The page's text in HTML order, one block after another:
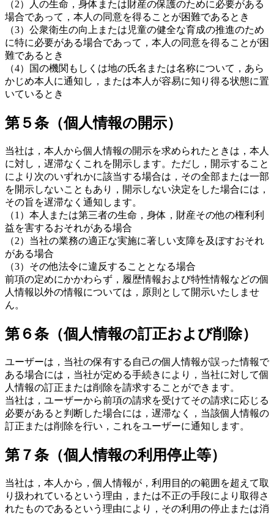
（2）人の生命，身体または財産の保護のために必要がある
場合であって，本人の同意を得ることが困難であるとき
（3）公衆衛生の向上または児童の健全な育成の推進のため
に特に必要がある場合であって，本人の同意を得ることが困
難であるとき
（4）国の機関もしくは地の氏名または名称について，あら
かじめ本人に通知し，または本人が容易に知り得る状態に置
いているとき
第５条（個人情報の開示）
当社は，本人から個人情報の開示を求められたときは，本人
に対し，遅滞なくこれを開示します。ただし，開示すること
により次のいずれかに該当する場合は，その全部または一部
を開示しないこともあり，開示しない決定をした場合には，
その旨を遅滞なく通知します。
（1）本人または第三者の生命，身体，財産その他の権利利
益を害するおそれがある場合
（2）当社の業務の適正な実施に著しい支障を及ぼすおそれ
がある場合
（3）その他法令に違反することとなる場合
前項の定めにかかわらず，履歴情報および特性情報などの個
人情報以外の情報については，原則として開示いたしませ
ん。
第６条（個人情報の訂正および削除）
ユーザーは，当社の保有する自己の個人情報が誤った情報で
ある場合には，当社が定める手続きにより，当社に対して個
人情報の訂正または削除を請求することができます。
当社は，ユーザーから前項の請求を受けてその請求に応じる
必要があると判断した場合には，遅滞なく，当該個人情報の
訂正または削除を行い，これをユーザーに通知します。
第７条（個人情報の利用停止等）
当社は，本人から，個人情報が，利用目的の範囲を超えて取
り扱われているという理由，または不正の手段により取得さ
れたものであるという理由により，その利用の停止または消